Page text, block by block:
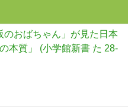
のおばちゃん」が見た日本
本質」 (小学館新書 た 28-